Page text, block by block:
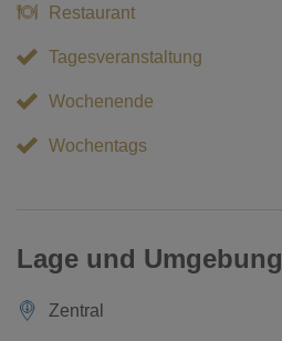
Restaurant
Tagesveranstaltung
Wochenende
Wochentags
Lage und Umgebung
Zentral